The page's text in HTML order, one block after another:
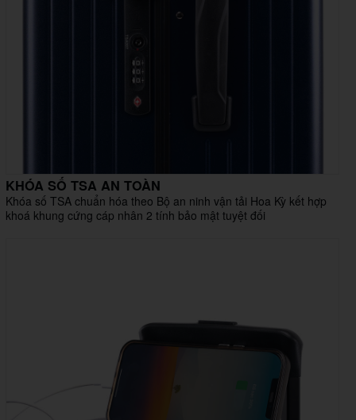
KHÓA SỐ TSA AN TOÀN
Khóa số TSA chuẩn hóa theo Bộ an ninh vận tải Hoa Kỳ kết hợp
khoá khung cứng cáp nhân 2 tính bảo mật tuyệt đối